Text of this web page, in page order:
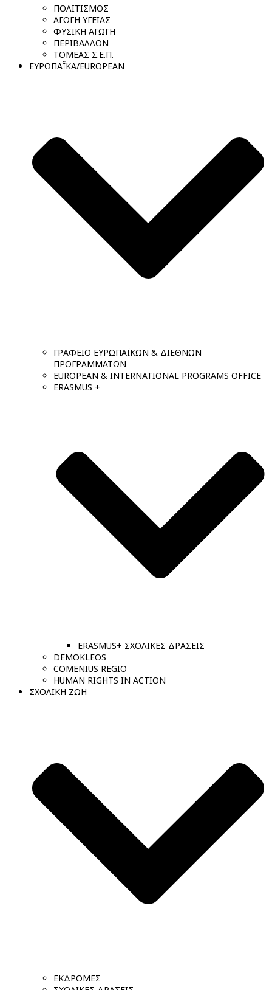
ΠΟΛΙΤΙΣΜΟΣ
ΑΓΩΓΗ ΥΓΕΙΑΣ
ΦΥΣΙΚΗ ΑΓΩΓΗ
ΠΕΡΙΒΑΛΛΟΝ
ΤΟΜΕΑΣ Σ.Ε.Π.
ΕΥΡΩΠΑΪΚΑ/EUROPEAN
ΓΡΑΦΕΙΟ ΕΥΡΩΠΑΪΚΩΝ & ΔΙΕΘΝΩΝ
ΠΡΟΓΡΑΜΜΑΤΩΝ
EUROPEAN & INTERNATIONAL PROGRAMS OFFICE
ERASMUS +
ERASMUS+ ΣΧΟΛΙΚΕΣ ΔΡΑΣΕΙΣ
DEMOKLEOS
COMENIUS REGIO
HUMAN RIGHTS IN ACTION
ΣΧΟΛΙΚΗ ΖΩΗ
ΕΚΔΡΟΜΕΣ